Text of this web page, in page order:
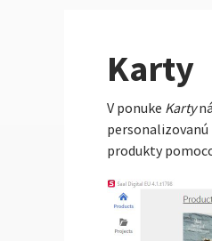
Karty
V ponuke Karty
personalizovanú
produkty